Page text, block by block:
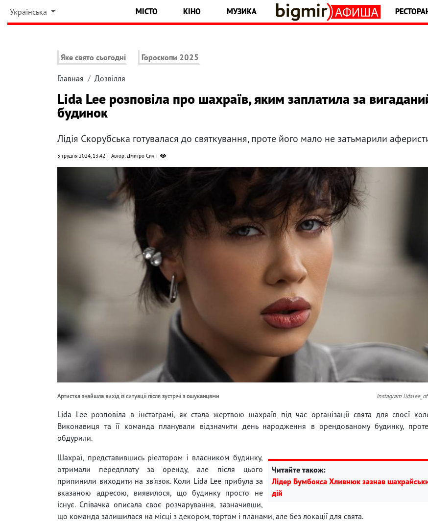
Українська МІСТО КІНО МУЗИКА
Яке свято сьогодні Гороскопи 2025
Главная Дозвілля
Lida Lee розповіла про шахраїв, яким заплатила за
будинок
Лідія Скорубська готувалася до святкування, проте його мало не затьмарили
3 грудня 2024, 13:42 Автор: Дмитро Сич
Артистка знайшла вихід із ситуації після зустрічі з ошуканцями instagram
Lida Lee розповіла в інстаграмі, як стала жертвою шахраїв під час організації свята для своєї
Виконавиця та її команда планували відзначити день народження в орендованому будинку,
обдурили.
Читайте також:
Лідер Бумбокса Хливнюк зазнав
дій
Шахраї, представившись ріелтором і власником будинку,
отримали передплату за оренду, але після цього
припинили виходити на зв'язок. Коли Lida Lee прибула за
вказаною адресою, виявилося, що будинку просто не
існує. Співачка описала своє розчарування, зазначивши,
що команда залишилася на місці з декором, тортом і планами, але без локації для свята.